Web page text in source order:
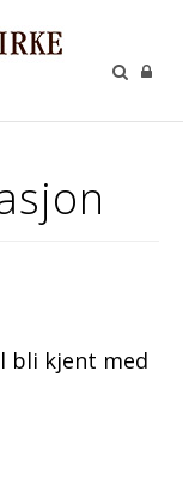
bli kjent med